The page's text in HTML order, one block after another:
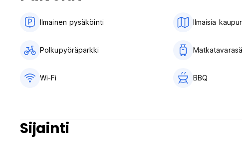
Peruutussäännöt: 7 päivää ennen saapumista. Myöhäisestä
hinta.
Sisäänkirjautuminen klo 16.00-20.00
Lähtö ennen klo 11.00
Maksu saapumisen yhteydessä käteisellä, luotto- ja pankkikortilla
Vastaanotto (ei ole asetettu aikataulua. Riippuu vuodenajasta ja
Ei ulkonaliikkumiskieltoa
Ilmainen pysäköinti Ilmaisia
Polkupyöräparkki
Wi-Fi BBQ
Sijainti